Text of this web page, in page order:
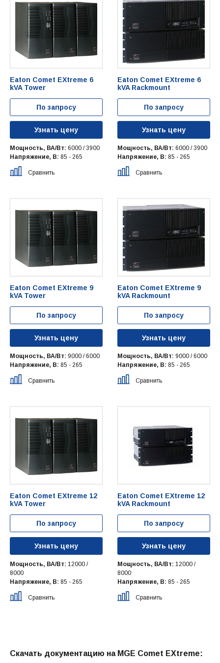
Eaton Comet EXtreme 6
kVA Tower
По запросу
Узнать цену
Мощность, ВА/Вт: 6000 / 3900
Напряжение, В: 85 - 265
Сравнить
Eaton Comet EXtreme 6
kVA Rackmount
По запросу
Узнать цену
Мощность, ВА/Вт: 6000 / 3900
Напряжение, В: 85 - 265
Сравнить
Eaton Comet EXtreme 9
kVA Tower
По запросу
Узнать цену
Мощность, ВА/Вт: 9000 / 6000
Напряжение, В: 85 - 265
Сравнить
Eaton Comet EXtreme 9
kVA Rackmount
По запросу
Узнать цену
Мощность, ВА/Вт: 9000 / 6000
Напряжение, В: 85 - 265
Сравнить
Eaton Comet EXtreme 12
kVA Tower
По запросу
Узнать цену
Мощность, ВА/Вт: 12000 /
8000
Напряжение, В: 85 - 265
Сравнить
Eaton Comet EXtreme 12
kVA Rackmount
По запросу
Узнать цену
Мощность, ВА/Вт: 12000 /
8000
Напряжение, В: 85 - 265
Сравнить
Скачать документацию на MGE Comet EXtreme: